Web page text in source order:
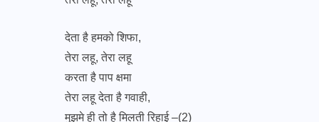
देता है हमको शिफा,
तेरा लहू, तेरा लहू
करता है पाप क्षमा
तेरा लहू देता है गवाही,
मुझमे ही तो है मिलती रिहाई –(2)